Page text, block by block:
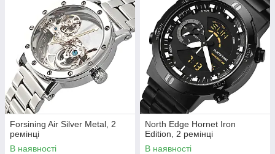
Forsining Air Silver Metal, 2
ремінці
В наявності
North Edge Hornet Iron
Edition, 2 ремінці
В наявності